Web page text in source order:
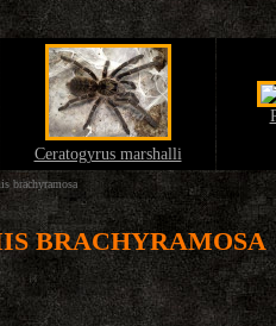
Ceratogyrus marshalli
brachyramosa
BRACHYRAMOSA